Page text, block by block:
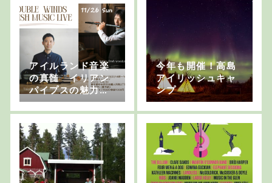
アイルランド音楽
の真髄 イリアン
パイプスの魅力
(3)パイプスの演奏
スタイル
今年も開催！高島
アイリッシュキャ
ンプ